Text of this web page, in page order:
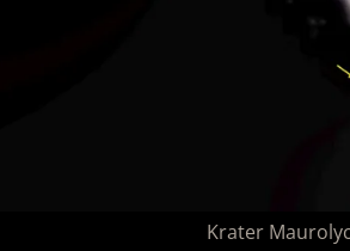
Krater